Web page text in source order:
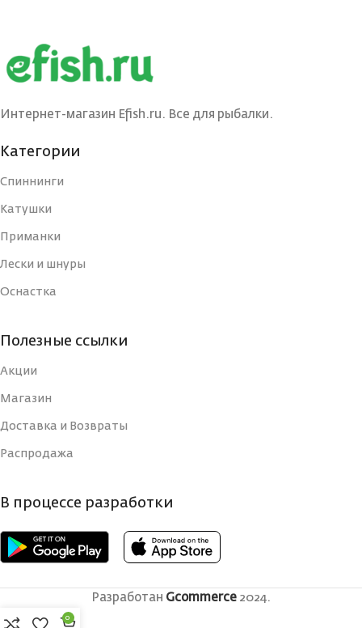
Интернет-магазин Efish.ru. Все для рыбалки.
Категории
Спиннинги
Катушки
Приманки
Лески и шнуры
Оснастка
Полезные ссылки
Акции
Магазин
Доставка и Возвраты
Распродажа
В процессе разработки
Разработан Gcommerce 2024.
0